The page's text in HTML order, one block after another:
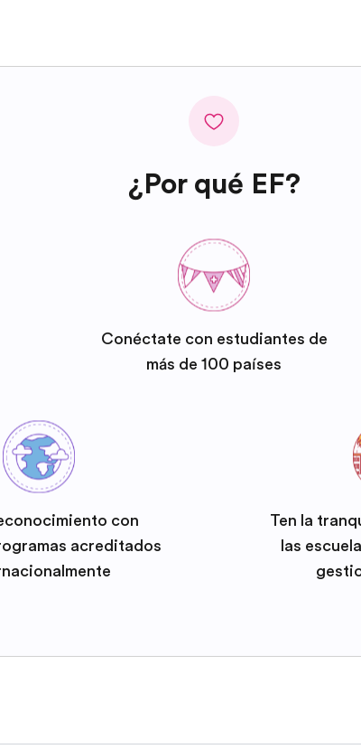
¿Por qué EF?
Conéctate con estudiantes de
más de 100 países
con
acreditados
Ten la
las